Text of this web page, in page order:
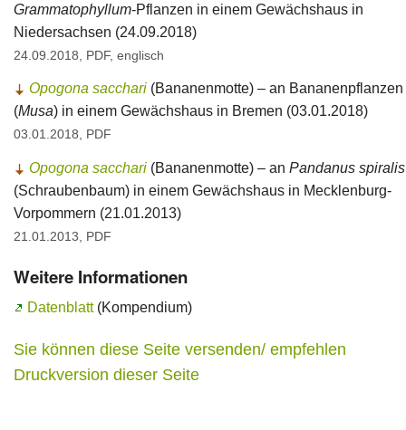
Grammatophyllum-Pflanzen in einem Gewächshaus in
Niedersachsen (24.09.2018)
24.09.2018, PDF, englisch
Opogona sacchari (Bananenmotte) – an Bananenpflanzen
(Musa) in einem Gewächshaus in Bremen (03.01.2018)
03.01.2018, PDF
Opogona sacchari (Bananenmotte) – an Pandanus spiralis
(Schraubenbaum) in einem Gewächshaus in Mecklenburg-
Vorpommern (21.01.2013)
21.01.2013, PDF
Weitere Informationen
Datenblatt(Kompendium)
Sie können diese Seite versenden/ empfehlen
Druckversion dieser Seite